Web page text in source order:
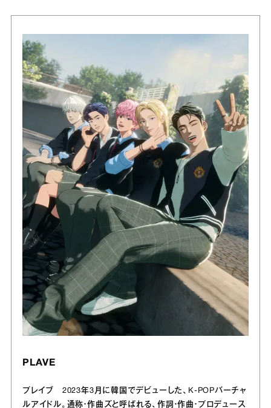
PLAVE
プレイブ 2023年3月に韓国でデビューした、K-POPバーチャ
ルアイドル。通称・作曲ズと呼ばれる、作詞・作曲・プロデュース